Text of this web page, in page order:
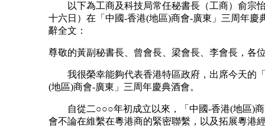
以下為工商及科技局常任秘書長（工商）俞宗
十六日）在「中國-香港(地區)商會-廣東」三周年慶
辭全文：
尊敬的黃副秘書長、曾會長、梁會長、李會長，各
我很榮幸能夠代表香港特區政府，出席今天的
(地區)商會-廣東」三周年慶典酒會。
自從二○○○年初成立以來，「中國-香港(地區)商
會不論在維繫在粵港商的緊密聯繫，以及拓展粵港